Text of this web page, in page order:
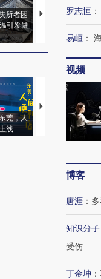
所者困
引发健
视线｜HYROX的
术：是什么让中
心“花钱找虐”？
莞，人
线
【推广】走进第四
会，让数智科技“
罗志恒 ：
易峘 ：
视频
博客
唐涯 ：
知识分子
受伤
丁金坤 ：